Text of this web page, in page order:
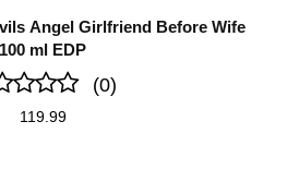
Angel Girlfriend Before Wife
100 ml EDP
(0)
119.99